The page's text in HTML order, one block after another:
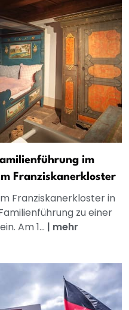
im
Franziskanerkloster
Franziskanerkloster in
zu einer
Am 1... | mehr